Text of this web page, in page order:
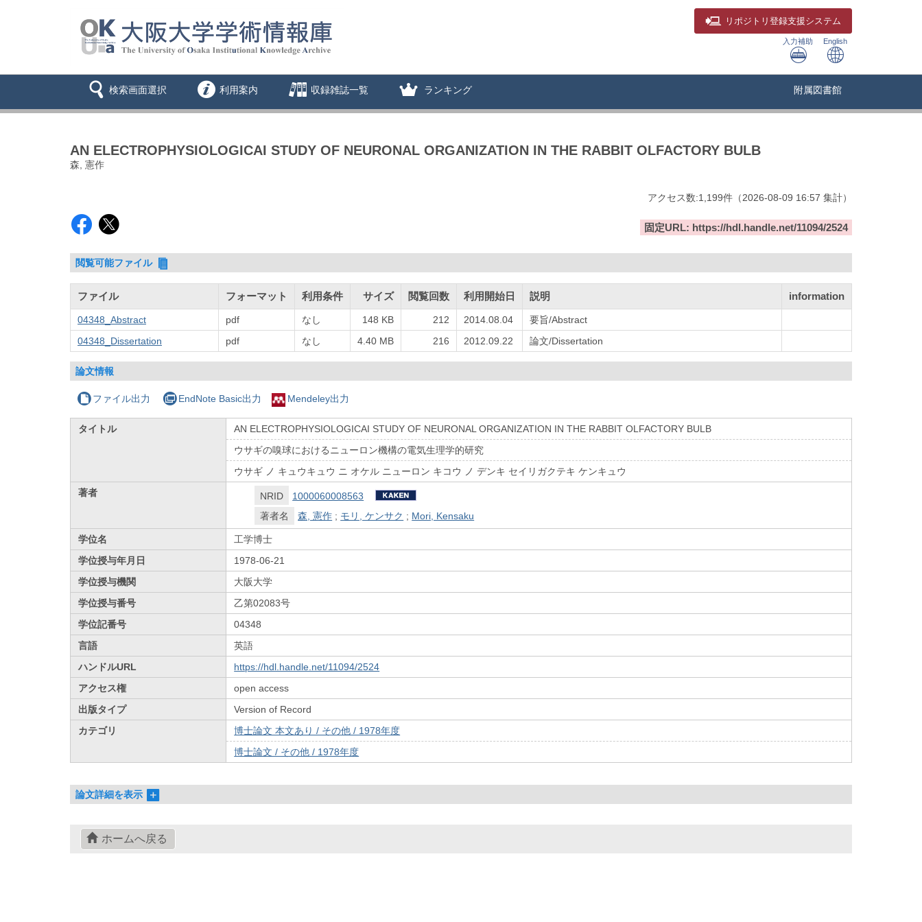
リポジトリ 登録支援システム
入力補助 English
検索画面選択 利用案内 収録雑誌一覧 ランキング 附属図書館
AN ELECTROPHYSIOLOGICAI STUDY OF NEURONAL ORGANIZATION IN THE RABBIT OLFACTORY BULB
森, 憲作
アクセス数:1,199件 （2026-08-09 16:57 集計）
固定URL: https://hdl.handle.net/11094/2524
閲覧可能ファイル
ファイル フォーマット 利用条件 サイズ 閲覧回数 利用開始日 説明 information
04348_Abstract pdf なし 148 KB 212 2014.08.04
要旨/Abstract
04348_Dissertation
pdf なし 4.40 MB 216 2012.09.22 論文/Dissertation
論文情報
ファイル出力 EndNote Basic出力 Mendeley出力
タイトル
AN ELECTROPHYSIOLOGICAI STUDY OF NEURONAL ORGANIZATION IN THE RABBIT OLFACTORY BULB
ウサギの嗅球におけるニューロン機構の電気生理学的研究
ウサギ ノ キュウキュウ ニ オケル ニューロン キコウ ノ デンキ セイリガクテキ ケンキュウ
著者
NRID
1000060008563
著者名
森, 憲作 ; モリ, ケンサク ; Mori, Kensaku
学位名
工学博士
学位授与年月日
1978-06-21
学位授与機関
大阪大学
学位授与番号
乙第02083号
学位記番号
04348
言語
英語
ハンドルURL
https://hdl.handle.net/11094/2524
アクセス権
open access
出版タイプ
Version of Record
カテゴリ
博士論文 本文あり / その他 / 1978年度
博士論文 / その他 / 1978年度
論文詳細を表示
ホームへ戻る